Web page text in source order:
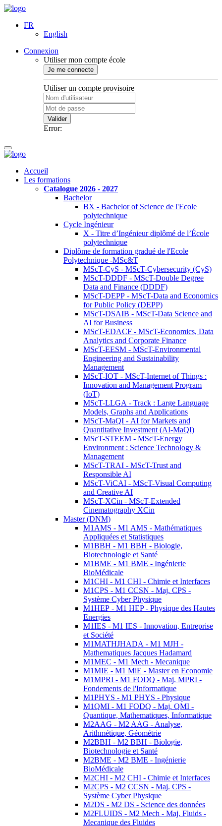
FR
English
Connexion
Utiliser mon compte école
Je me connecte
Utiliser un compte provisoire
Valider
Error:
Accueil
Les formations
Catalogue 2026 - 2027
Bachelor
BX - Bachelor of Science de l'Ecole
polytechnique
Cycle Ingénieur
X - Titre d’Ingénieur diplômé de l’École
polytechnique
Diplôme de formation gradué de l'Ecole
Polytechnique -MSc&T
MScT-CyS - MScT-Cybersecurity (CyS)
MScT-DDDF - MScT-Double Degree
Data and Finance (DDDF)
MScT-DEPP - MScT-Data and Economics
for Public Policy (DEPP)
MScT-DSAIB - MScT-Data Science and
AI for Business
MScT-EDACF - MScT-Economics, Data
Analytics and Corporate Finance
MScT-EESM - MScT-Environmental
Engineering and Sustainability
Management
MScT-IOT - MScT-Internet of Things :
Innovation and Management Program
(IoT)
MScT-LLGA - Track : Large Language
Models, Graphs and Applications
MScT-MaQI - AI for Markets and
Quantitative Investment (AI-MaQI)
MScT-STEEM - MScT-Energy
Environment : Science Technology &
Management
MScT-TRAI - MScT-Trust and
Responsible AI
MScT-ViCAI - MScT-Visual Computing
and Creative AI
MScT-XCin - MScT-Extended
Cinematography XCin
Master (DNM)
M1AMS - M1 AMS - Mathématiques
Appliquées et Statistiques
M1BBH - M1 BBH - Biologie,
Biotechnologie et Santé
M1BME - M1 BME - Ingénierie
BioMédicale
M1CHI - M1 CHI - Chimie et Interfaces
M1CPS - M1 CCSN - Maj. CPS -
Système Cyber Physique
M1HEP - M1 HEP - Physique des Hautes
Energies
M1IES - M1 IES - Innovation, Entreprise
et Société
M1MATHJHADA - M1 MJH -
Mathematiques Jacques Hadamard
M1MEC - M1 Mech - Mecanique
M1MIE - M1 MiE - Master en Economie
M1MPRI - M1 FODQ - Maj. MPRI -
Fondements de l'Informatique
M1PHYS - M1 PHYS - Physique
M1QMI - M1 FODQ - Maj. QMI -
Quantique, Mathematiques, Informatique
M2AAG - M2 AAG - Analyse,
Arithmétique, Géométrie
M2BBH - M2 BBH - Biologie,
Biotechnologie et Santé
M2BME - M2 BME - Ingénierie
BioMédicale
M2CHI - M2 CHI - Chimie et Interfaces
M2CPS - M2 CCSN - Maj. CPS -
Système Cyber Physique
M2DS - M2 DS - Science des données
M2FLUIDS - M2 Mech - Maj. Fluids -
Mecanique des Fluides